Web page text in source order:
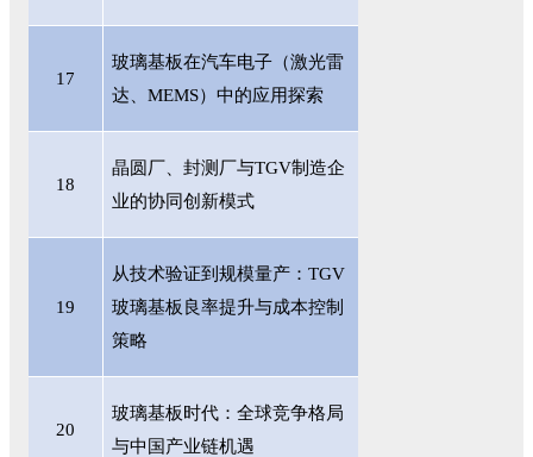
17
玻璃基板在汽车电子（激光雷
达、MEMS）中的应用探索
18
晶圆厂、封测厂与TGV制造企
业的协同创新模式
19
从技术验证到规模量产：TGV
玻璃基板良率提升与成本控制
策略
20
玻璃基板时代：全球竞争格局
与中国产业链机遇